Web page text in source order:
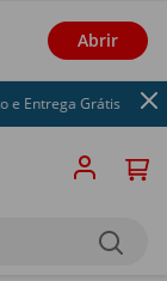
Abrir
Entrega Grátis